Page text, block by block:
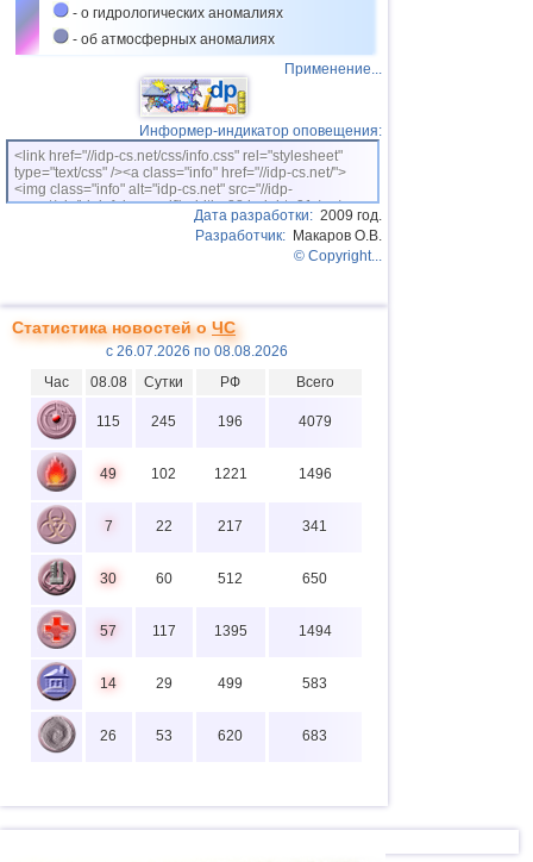
- о гидрологических аномалиях
- об атмосферных аномалиях
Применение...
Информер-индикатор оповещения:
<link href="//idp-cs.net/css/info.css" rel="stylesheet"
type="text/css" /><a class="info" href="//idp-cs.net/">
<img class="info" alt="idp-cs.net" src="//idp-
cs.net/pix/idpinfok_sm.gif" width=88 height=31 /></a>
Дата разработки: 2009 год.
Разработчик: Макаров О.В.
© Copyright...
Статистика новостей оЧС
с 26.07.2026 по 08.08.2026
Час
08.08 Сутки РФ Всего
115 245 196 4079
49 102 1221 1496
7 22 217 341
30 60 512 650
57 117 1395 1494
14 29 499 583
26 53 620 683